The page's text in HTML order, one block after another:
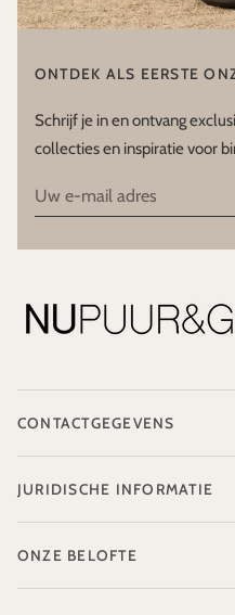
ONTDEK ALS EERSTE
Schrijf je in en ontvang
collecties en inspiratie voor
CONTACTGEGEVENS
JURIDISCHE INFORMATIE
ONZE BELOFTE